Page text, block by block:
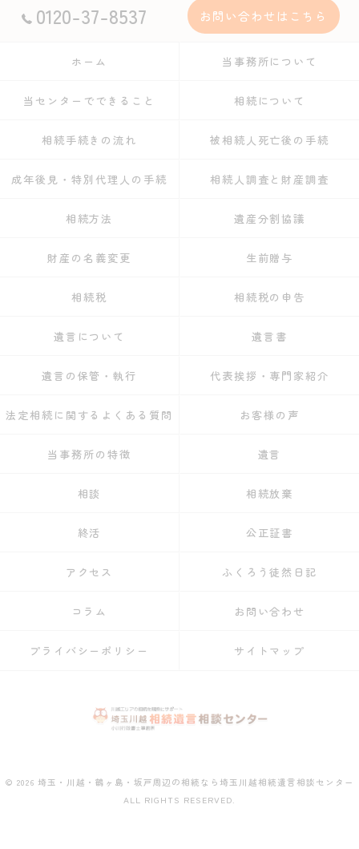
0120-37-8537 お問い合わせはこちら
ホーム 当事務所について
当センターでできること 相続について
相続手続きの流れ 被相続人死亡後の手続
成年後見・特別代理人の手続 相続人調査と財産調査
相続方法 遺産分割協議
財産の名義変更 生前贈与
相続税 相続税の申告
遺言について 遺言書
遺言の保管・執行 代表挨拶・専門家紹介
法定相続に関するよくある質問 お客様の声
当事務所の特徴 遺言
相談 相続放棄
終活 公正証書
アクセス ふくろう徒然日記
コラム お問い合わせ
プライバシーポリシー サイトマップ
© 2026 埼玉・川越・鶴ヶ島・坂戸周辺の相続なら埼玉川越相続遺言相談センター
ALL RIGHTS RESERVED.